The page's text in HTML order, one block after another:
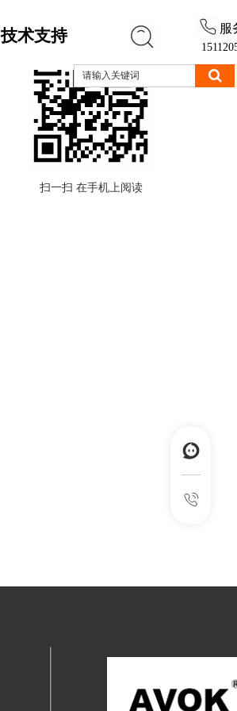
技术支持 服
扫一扫 在手机上阅读